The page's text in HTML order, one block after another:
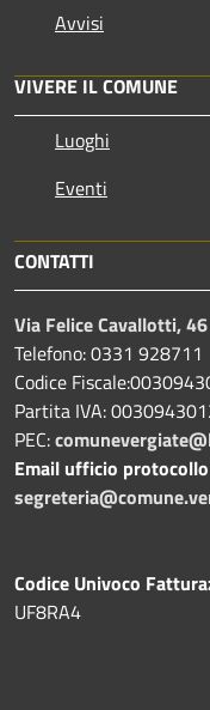
Avvisi
VIVERE IL COMUNE
Luoghi
Eventi
CONTATTI
Via Felice Cavallotti,
Telefono: 0331 928711
Codice
Partita IVA:
PEC:
Email ufficio protocollo
Codice Univoco
UF8RA4